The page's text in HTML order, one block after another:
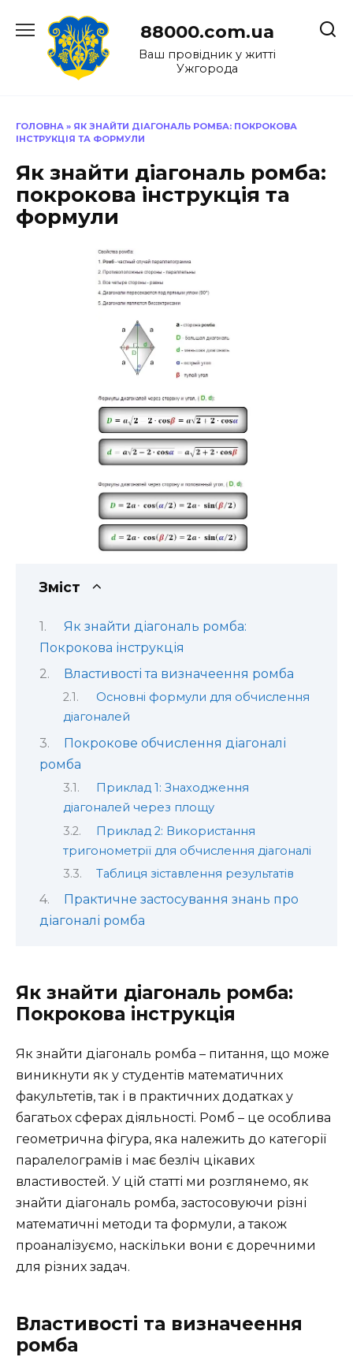
до
88000.com.ua
Ваш провідник у житті
Ужгорода
ГОЛОВНА » ЯК ЗНАЙТИ ДІАГОНАЛЬ РОМБА: ПОКРОКОВА
ІНСТРУКЦІЯ ТА ФОРМУЛИ
Як знайти діагональ ромба:
покрокова інструкція та
формули
Зміст
Як знайти діагональ ромба:
Покрокова інструкція
Властивості та визначеення ромба
Основні формули для обчислення
діагоналей
Покрокове обчислення діагоналі
ромба
Приклад 1: Знаходження
діагоналей через площу
Приклад 2: Використання
тригонометрії для обчислення діагоналі
Таблиця зіставлення результатів
Практичне застосування знань про
діагоналі ромба
Як знайти діагональ ромба:
Покрокова інструкція
Як знайти діагональ ромба – питання, що може
виникнути як у студентів математичних
факультетів, так і в практичних додатках у
багатьох сферах діяльності. Ромб – це особлива
геометрична фігура, яка належить до категорії
паралелограмів і має безліч цікавих
властивостей. У цій статті ми розглянемо, як
знайти діагональ ромба, застосовуючи різні
математичні методи та формули, а також
проаналізуємо, наскільки вони є доречними
для різних задач.
Властивості та визначеення
ромба